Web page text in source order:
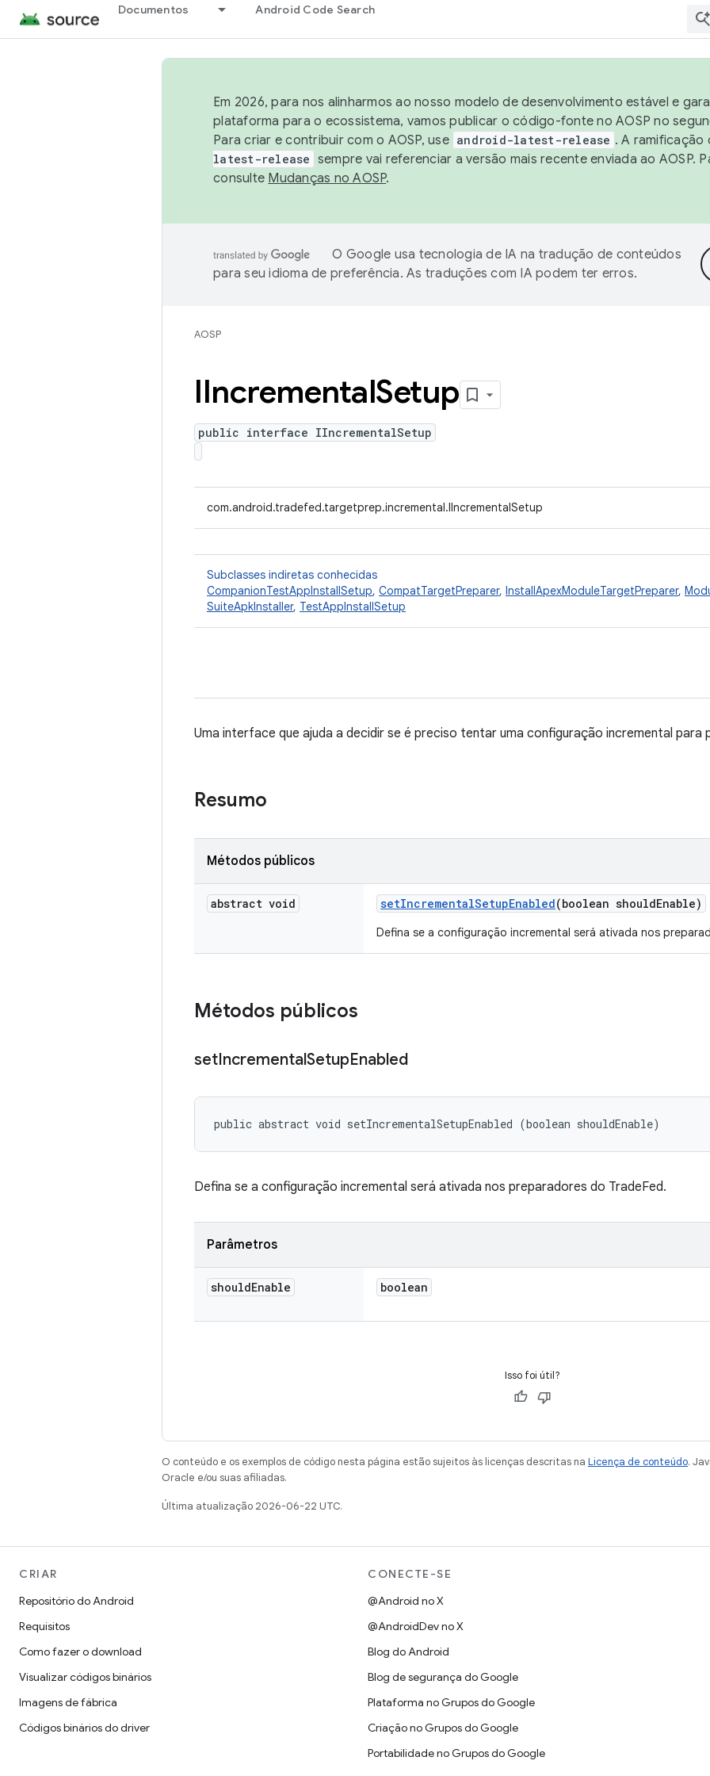
Documentos Android Code Search
Em 2026, para nos alinharmos ao nosso modelo de desenvolvimento estável e
plataforma para o ecossistema, vamos publicar o código-fonte no AOSP no
Para criar e contribuir com o AOSP, use android-latest-release . A ramificação
latest-release sempre vai referenciar a versão mais recente enviada ao AOSP.
consulte Mudanças no AOSP.
O Google usa tecnologia de IA na tradução de conteúdos
para seu idioma de preferência. As traduções com IA podem ter erros.
AOSP
IIncrementalSetup
public interface IIncrementalSetup
com.android.tradefed.targetprep.incremental.IIncrementalSetup
Subclasses indiretas conhecidas
CompanionTestAppInstallSetup, CompatTargetPreparer, InstallApexModuleTargetPreparer,
SuiteApkInstaller, TestAppInstallSetup
Uma interface que ajuda a decidir se é preciso tentar uma configuração incremental para
Resumo
Métodos públicos
abstract void setIncrementalSetupEnabled(boolean shouldEnable)
Defina se a configuração incremental será ativada nos
Métodos públicos
setIncrementalSetupEnabled
public abstract void setIncrementalSetupEnabled (boolean shouldEnable)
Defina se a configuração incremental será ativada nos preparadores do TradeFed.
Parâmetros
shouldEnable boolean
Isso foi útil?
O conteúdo e os exemplos de código nesta página estão sujeitos às licenças descritas na Licença de conteúdo.
Oracle e/ou suas afiliadas.
Última atualização 2026-06-22 UTC.
CRIAR
Repositório do Android
Requisitos
Como fazer o download
Visualizar códigos binários
Imagens de fábrica
Códigos binários do driver
CONECTE-SE
@Android no X
@AndroidDev no X
Blog do Android
Blog de segurança do Google
Plataforma no Grupos do Google
Criação no Grupos do Google
Portabilidade no Grupos do Google